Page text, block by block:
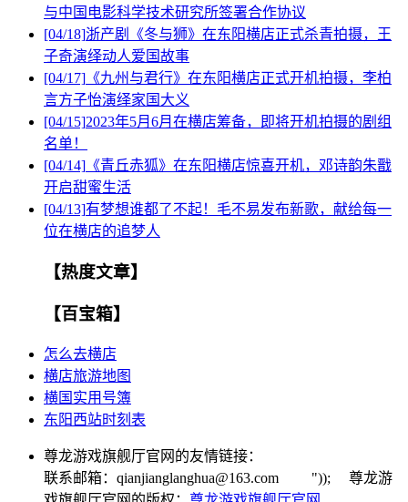
与中国电影科学技术研究所签署合作协议
[04/18]浙产剧《冬与狮》在东阳横店正式杀青拍摄，王
子奇演绎动人爱国故事
[04/17] 《九州与君行》在东阳横店正式开机拍摄，李柏
言方子怡演绎家国大义
[04/15]2023年5月6月在横店筹备，即将开机拍摄的剧组
名单！
[04/14] 《青丘赤狐》在东阳横店惊喜开机，邓诗韵朱戬
开启甜蜜生活
[04/13]有梦想谁都了不起！毛不易发布新歌，献给每一
位在横店的追梦人
【热度文章】
【百宝箱】
怎么去横店
横店旅游地图
横国实用号簿
东阳西站时刻表
尊龙游戏旗舰厅官网的友情链接：
联系邮箱： qianjianglanghua@163.com ")); 尊龙游